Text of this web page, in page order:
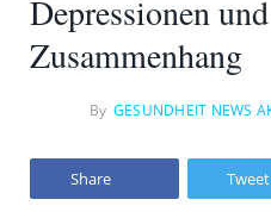
Depressionen
Zusammenhang
By GESUNDHEIT NEWS
Share Tweet